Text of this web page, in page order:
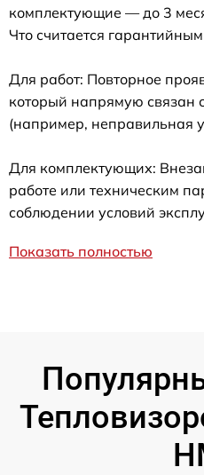
комплектующие — до 3
Что считается
Для работ: Повторное
который напрямую связан
(например, неправильная
Для комплектующих:
работе или техническим
соблюдении условий
Показать полностью